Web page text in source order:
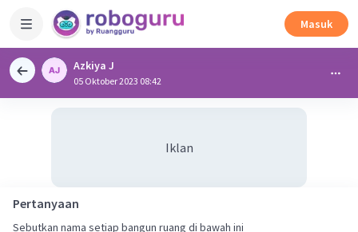
Masuk
Azkiya J
05 Oktober 2023 08:42
Iklan
Pertanyaan
Sebutkan nama setiap bangun ruang di bawah ini